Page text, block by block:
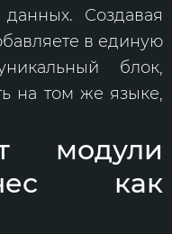
Создавая
в единую
блок,
на том же языке,
модули
как